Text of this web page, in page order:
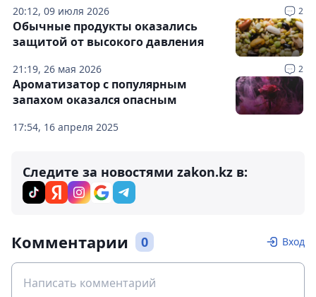
20:12, 09 июля 2026 2
21:19, 26 мая 2026 2
Обычные продукты оказались
защитой от высокого давления
17:54, 16 апреля 2025
Ароматизатор с популярным
запахом оказался опасным
Следите за новостями zakon.kz в:
Комментарии 0 Вход